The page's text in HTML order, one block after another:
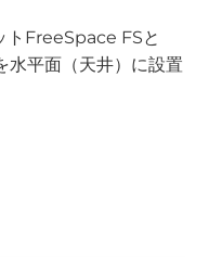
トFreeSpace FSと
平面（天井）に設置